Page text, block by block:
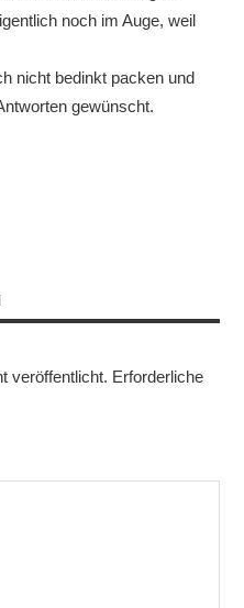
noch im Auge, weil
nicht bedinkt packen und
gewünscht.
veröffentlicht. Erforderliche